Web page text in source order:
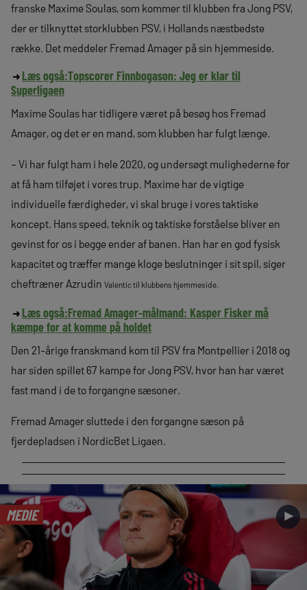
franske Maxime Soulas, som kommer til klubben fra Jong PSV,
der er tilknyttet storklubben PSV, i Hollands næstbedste
række. Det meddeler Fremad Amager på sin hjemmeside.
Læs også:Topscorer Finnbogason: Jeg er klar til
Superligaen
Maxime Soulas har tidligere været på besøg hos Fremad
Amager, og det er en mand, som klubben har fulgt længe.
– Vi har fulgt ham i hele 2020, og undersøgt mulighederne for
at få ham tilføjet i vores trup. Maxime har de vigtige
individuelle færdigheder, vi skal bruge i vores taktiske
koncept. Hans speed, teknik og taktiske forståelse bliver en
gevinst for os i begge ender af banen. Han har en god fysisk
kapacitet og træffer mange kloge beslutninger i sit spil, siger
cheftræner Azrudin Valentic til klubbens hjemmeside.
Læs også:Fremad Amager-målmand: Kasper Fisker må
kæmpe for at komme på holdet
Den 21-årige franskmand kom til PSV fra Montpellier i 2018 og
har siden spillet 67 kampe for Jong PSV, hvor han har været
fast mand i de to forgangne sæsoner.
Fremad Amager sluttede i den forgangne sæson på
fjerdepladsen i NordicBet Ligaen.
MEDIE ►